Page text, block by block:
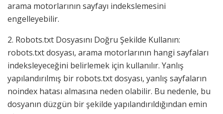
arama motorlarının sayfayı indekslemesini
engelleyebilir.
2. Robots.txt Dosyasını Doğru Şekilde Kullanın:
robots.txt dosyası, arama motorlarının hangi sayfaları
indeksleyeceğini belirlemek için kullanılır. Yanlış
yapılandırılmış bir robots.txt dosyası, yanlış sayfaların
noindex hatası almasına neden olabilir. Bu nedenle, bu
dosyanın düzgün bir şekilde yapılandırıldığından emin